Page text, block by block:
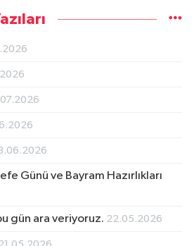
Günü ve Bayram Hazırlıkları
gün ara veriyoruz. 22.05.2026